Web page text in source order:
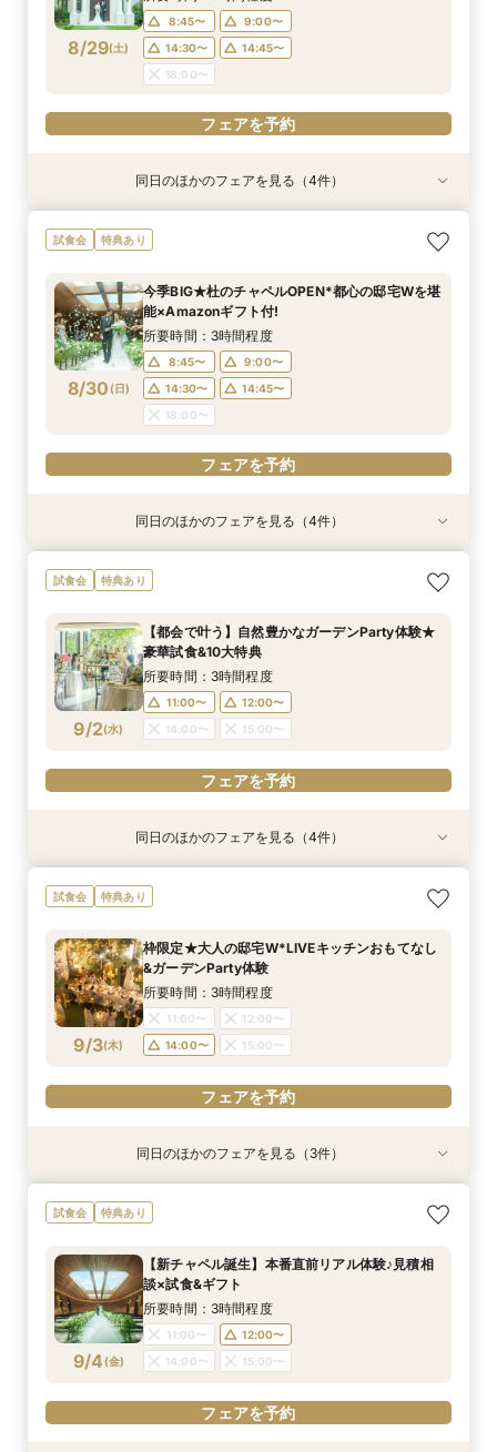
フェアを予約
フェアを予約
フェアを予約
フェアを予約
8/29(土)
8:45〜
9:00〜
14:30〜
14:45〜
18:00〜
フェアを予約
特典あり 動画あり
8/29(土)
【ガーデン挙式希望の方】都心で叶う海外ウエ
ディング体感×試食
8:45〜
9:00〜
14:30〜
14:45〜
18:00〜
フェアを予約
特典あり
8/29(土)
初見学でも安心◎「即決なし」アップ額が少ない
新プラン×試食付
8:45〜
9:00〜
14:30〜
14:45〜
18:00〜
フェアを予約
特典あり
8/29(土)
【料理ランクUP特典付】シェフ渾身和牛コース
試食×料理演出体験
8:45〜
9:00〜
14:30〜
14:45〜
18:00〜
フェアを予約
特典あり
8/29(土)
≪大好評！ペットとの結婚式≫ペットも安心まる
ごと相談*特典付
8:45〜
9:00〜
14:30〜
14:45〜
18:00〜
フェアを予約
同日のほかのフェアを見る（4件）
試食会 特典あり
8/30 (日)
今季BIG★杜のチャペルOPEN*都心の邸宅Wを堪
能×Amazonギフト付!
所要時間：3時間程度
8:45〜
9:00〜
14:30〜
14:45〜
18:00〜
フェアを予約
特典あり 動画あり
8/30(日)
【ガーデン挙式希望の方】都心で叶う海外ウエ
ディング体感×試食
8:45〜
9:00〜
14:30〜
14:45〜
18:00〜
特典あり
8/30(日)
初見学でも安心◎「即決なし」アップ額が少ない
新プラン×試食付
8:45〜
9:00〜
14:30〜
14:45〜
18:00〜
特典あり
8/30(日)
【料理ランクUP特典付】シェフ渾身和牛コース
試食×料理演出体験
8:45〜
9:00〜
14:30〜
14:45〜
18:00〜
特典あり
8/30(日)
≪大好評！ペットとの結婚式≫ペットも安心まる
ごと相談*特典付
8:45〜
9:00〜
14:30〜
14:45〜
18:00〜
同日のほかのフェアを見る（4件）
試食会 特典あり
9/2(水)
【都会で叶う】自然豊かなガーデンParty体験★
豪華試食&10大特典
所要時間：3時間程度
11:00〜
12:00〜
14:00〜
15:00〜
フェアを予約
特典あり
9/2(水)
≪大好評！ペットとの結婚式≫ペットも安心まる
ごと相談*特典付
11:00〜
12:00〜
14:00〜
15:00〜
フェアを予約
特典あり
9/2(水)
【ガーデン挙式希望の方】都心で叶う海外ウエ
ディング体感×試食
11:00〜
12:00〜
14:00〜
15:00〜
フェアを予約
特典あり
9/2(水)
初見学でも安心◎「即決なし」アップ額が少ない
新プラン×試食付
11:00〜
12:00〜
14:00〜
15:00〜
フェアを予約
特典あり
9/2(水)
【料理ランクUP特典付】シェフ渾身和牛コース
試食×料理演出体験
11:00〜
12:00〜
14:00〜
15:00〜
フェアを予約
同日のほかのフェアを見る（4件）
試食会 特典あり
9/3(木)
枠限定★大人の邸宅W*LIVEキッチンおもてなし
&ガーデンParty体験
所要時間：3時間程度
11:00〜
12:00〜
14:00〜
15:00〜
フェアを予約
特典あり
9/3(木)
≪大好評！ペットとの結婚式≫ペットも安心まる
ごと相談*特典付
11:00〜
14:00〜
15:00〜
フェアを予約
特典あり
9/3(木)
【ガーデン挙式希望の方】都心で叶う海外ウエ
ディング体感×試食
11:00〜
14:00〜
15:00〜
フェアを予約
特典あり
9/3(木)
初見学でも安心◎「即決なし」アップ額が少ない
新プラン×試食付
11:00〜
14:00〜
15:00〜
フェアを予約
同日のほかのフェアを見る（3件）
試食会 特典あり
9/4 (金)
【新チャペル誕生】本番直前リアル体験♪見積相
談×試食&ギフト
所要時間：3時間程度
11:00〜
12:00〜
14:00〜
15:00〜
フェアを予約